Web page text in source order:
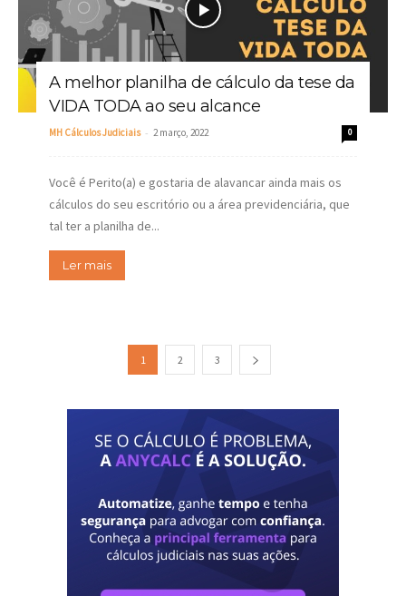
A melhor planilha de cálculo da tese da
VIDA TODA ao seu alcance
MH Cálculos Judiciais - 2 março, 2022 0
Você é Perito(a) e gostaria de alavancar ainda mais os
cálculos do seu escritório ou a área previdenciária, que
tal ter a planilha de...
Ler mais
1 2 3